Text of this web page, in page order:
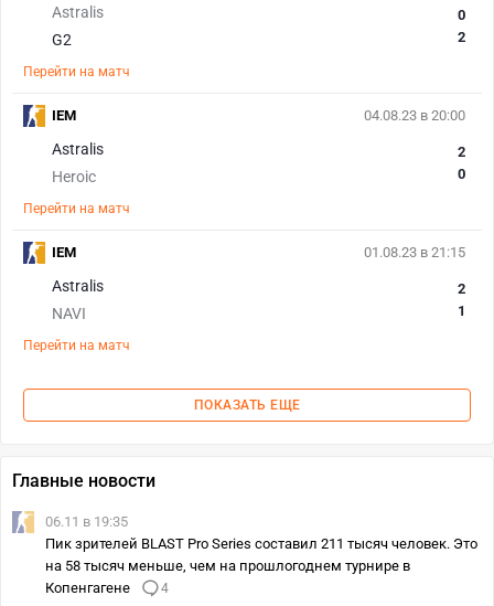
Astralis
G2
0
2
Перейти на матч
04.08.23 в 20:00
Astralis
Heroic
2
0
Перейти на матч
IEM
01.08.23 в 21:15
Astralis
NAVI
2
1
Перейти на матч
IEM
ПОКАЗАТЬ ЕЩЕ
Главные новости
06.11 в 19:35
Пик зрителей BLAST Pro Series составил 211 тысяч человек. Это
на 58 тысяч меньше, чем на прошлогоднем турнире в
Копенгагене
4